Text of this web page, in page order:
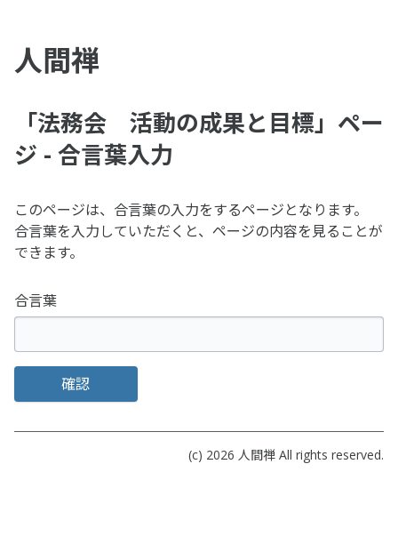
人間禅
「法務会 活動の成果と目標」ペー
ジ - 合言葉入力
このページは、合言葉の入力をするページとなります。
合言葉を入力していただくと、ページの内容を見ることが
できます。
合言葉
確認
(c) 2026 人間禅 All rights reserved.